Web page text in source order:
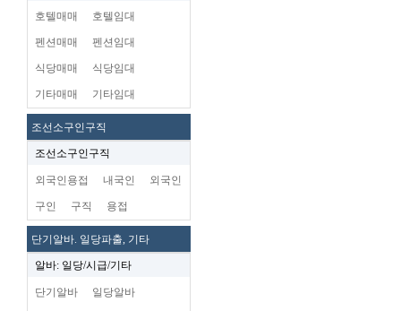
호텔매매 호텔임대
펜션매매 펜션임대
식당매매 식당임대
기타매매 기타임대
조선소구인구직
조선소구인구직
외국인용접 내국인 외국인
구인 구직 용접
단기알바. 일당파출, 기타
알바: 일당/시급/기타
단기알바 일당알바